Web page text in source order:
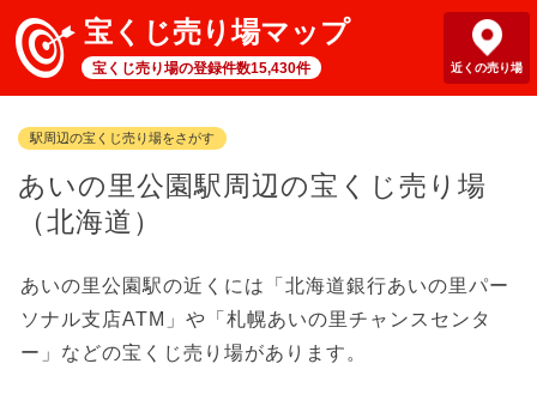
宝くじ売り場マップ
宝くじ売り場の登録件数15,430件 近くの売り場
駅周辺の宝くじ売り場をさがす
あいの里公園駅周辺の宝くじ売り場
（北海道）
あいの里公園駅の近くには「北海道銀行あいの里パー
ソナル支店ATM」や「札幌あいの里チャンスセンタ
ー」などの宝くじ売り場があります。